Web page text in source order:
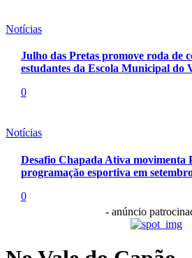
Notícias
Julho das Pretas promove roda de
estudantes da Escola Municipal do
0
Notícias
Desafio Chapada Ativa movimenta
programação esportiva em
0
- anúncio